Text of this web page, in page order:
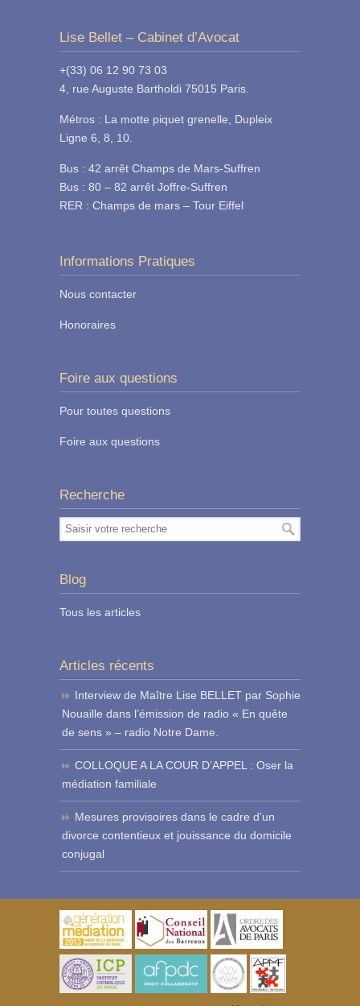
Lise Bellet – Cabinet d’Avocat
+(33) 06 12 90 73 03
4, rue Auguste Bartholdi 75015 Paris.
Métros : La motte piquet grenelle, Dupleix
Ligne 6, 8, 10.
Bus : 42 arrêt Champs de Mars-Suffren
Bus : 80 – 82 arrêt Joffre-Suffren
RER : Champs de mars – Tour Eiffel
Informations Pratiques
Nous contacter
Honoraires
Foire aux questions
Pour toutes questions
Foire aux questions
Recherche
Blog
Tous les articles
Articles récents
Interview de Maître Lise BELLET par Sophie
Nouaille dans l’émission de radio « En quête
de sens » – radio Notre Dame.
COLLOQUE A LA COUR D’APPEL : Oser la
médiation familiale
Mesures provisoires dans le cadre d’un
divorce contentieux et jouissance du domicile
conjugal